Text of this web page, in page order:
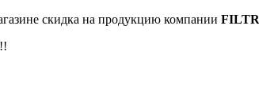
скидка на продукцию компании